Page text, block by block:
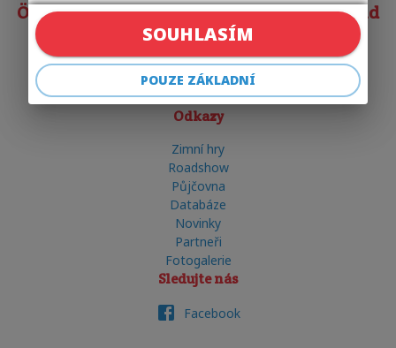
Österreichischer Behindertensportverband
Matias COSTA
costa@obsv.at
+43 332-61-34
Odkazy
Zimní hry
Roadshow
Půjčovna
Databáze
Novinky
Partneři
Fotogalerie
Sledujte nás
Facebook
POUZE ZÁKLADNÍ
SOUHLASÍM